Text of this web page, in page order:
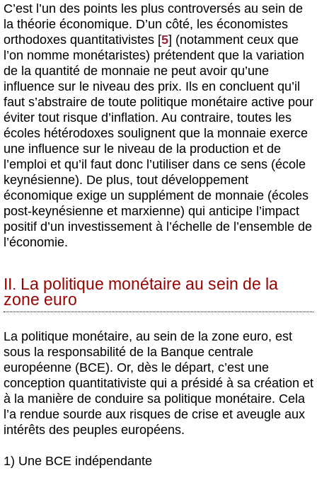
C’est l’un des points les plus controversés au sein de
la théorie économique. D’un côté, les économistes
orthodoxes quantitativistes [5] (notamment ceux que
l’on nomme monétaristes) prétendent que la variation
de la quantité de monnaie ne peut avoir qu’une
influence sur le niveau des prix. Ils en concluent qu’il
faut s’abstraire de toute politique monétaire active pour
éviter tout risque d’inflation. Au contraire, toutes les
écoles hétérodoxes soulignent que la monnaie exerce
une influence sur le niveau de la production et de
l’emploi et qu’il faut donc l’utiliser dans ce sens (école
keynésienne). De plus, tout développement
économique exige un supplément de monnaie (écoles
post-keynésienne et marxienne) qui anticipe l’impact
positif d’un investissement à l’échelle de l’ensemble de
l’économie.
II. La politique monétaire au sein de la
zone euro
La politique monétaire, au sein de la zone euro, est
sous la responsabilité de la Banque centrale
européenne (BCE). Or, dès le départ, c’est une
conception quantitativiste qui a présidé à sa création et
à la manière de conduire sa politique monétaire. Cela
l’a rendue sourde aux risques de crise et aveugle aux
intérêts des peuples européens.
1) Une BCE indépendante